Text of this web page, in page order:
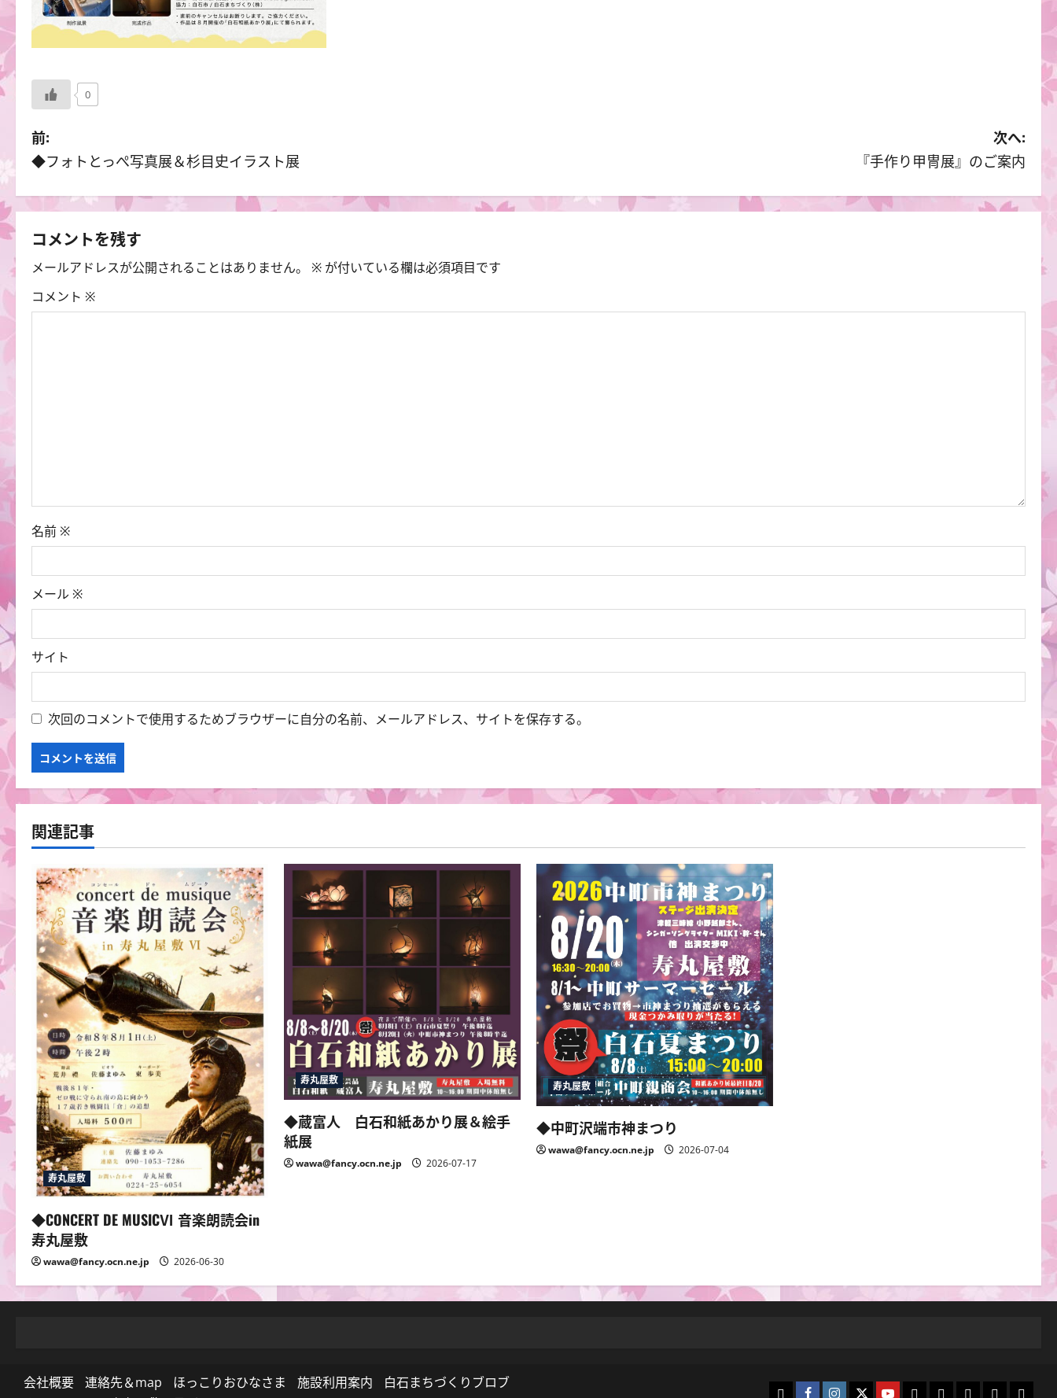
0
投
稿
ナ
ビ
ゲ
ー
前:
◆フォトとっぺ写真展＆杉目史イラスト展
次へ:
『手作り甲冑展』のご案内
コメントを残す
メールアドレスが公開されることはありません。 ※ が付いている欄は必須項目です
コメント ※
名前 ※
メール ※
サイト
次回のコメントで使用するためブラウザーに自分の名前、メールアドレス、サイトを保存する。
関連記事
寿丸屋敷
◆CONCERT DE MUSICⅥ 音楽朗読会in
寿丸屋敷
wawa@fancy.ocn.ne.jp 2026-06-30
寿丸屋敷
◆蔵富人 白石和紙あかり展＆絵手
紙展
wawa@fancy.ocn.ne.jp 2026-07-17
寿丸屋敷
◆中町沢端市神まつり
wawa@fancy.ocn.ne.jp 2026-07-04
会社概要 連絡先＆map ほっこりおひなさま 施設利用案内
白石まちづくりブロブ
白 Facebook
Instagram
TwitterYoutube
寿 白 Eventsyuuriyou
2026